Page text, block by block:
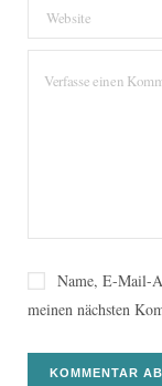
Name, E-Mail-
meinen nächsten